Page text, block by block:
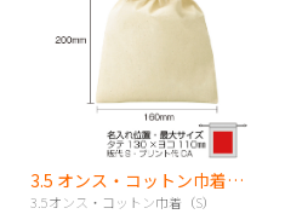
3.5 オンス・コットン巾着（S）
3.5オンス・コットン巾着（S）